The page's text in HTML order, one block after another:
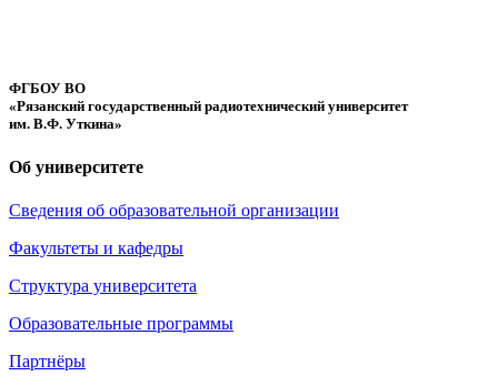
ФГБОУ ВО
«Рязанский государственный радиотехнический университет
им. В.Ф. Уткина»
Об университете
Сведения об образовательной организации
Факультеты и кафедры
Структура университета
Образовательные программы
Партнёры